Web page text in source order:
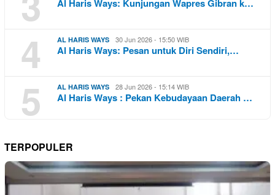
Al Haris Ways: Kunjungan Wapres Gibran k…
4 AL HARIS WAYS 30 Jun 2026 - 15:50 WIB
Al Haris Ways: Pesan untuk Diri Sendiri,…
5 AL HARIS WAYS 28 Jun 2026 - 15:14 WIB
Al Haris Ways : Pekan Kebudayaan Daerah …
TERPOPULER